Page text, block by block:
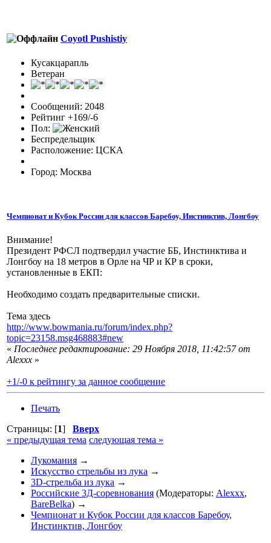
Coyotl Pushistiy
Кусакцарапль
Ветеран
Сообщений: 2048
Рейтинг +169/-6
Пол:
Беспредельщик
Расположение: ЦСКА
Город: Москва
Чемпионат и Кубок России для классов Баребоу, Инстинктив, Лонгбоу
Внимание!
Президент РФСЛ подтвердил участие ББ, Инстинктива и
Лонгбоу на 18 метров в Орле на ЧР и КР в сроки,
установленные в ЕКП:
Необходимо создать предварительные списки.
Тема здесь
http://www.bowmania.ru/forum/index.php?
topic=23158.msg468883#new
« Последнее редактирование: 29 Ноября 2018, 11:42:57 от
Alexxx »
+1/-0 к рейтингу за данное сообщение
Печать
Страницы: [1] Вверх
« предыдущая тема следующая тема »
Лукомания →
Искусство стрельбы из лука →
3D-стрельба из лука →
Российские 3Д-соревнования (Модераторы: Alexxx,
BareBelka) →
Чемпионат и Кубок России для классов Баребоу,
Инстинктив, Лонгбоу